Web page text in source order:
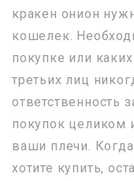
кракен онион
кошелек.
покупке или
третьих лиц
ответственность
покупок целиком
ваши плечи.
хотите купить,